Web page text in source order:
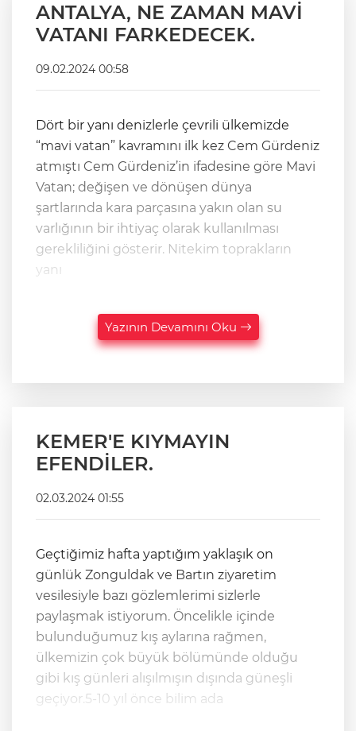
ANTALYA, NE ZAMAN MAVİ
VATANI FARKEDECEK.
09.02.2024 00:58
Dört bir yanı denizlerle çevrili ülkemizde
“mavi vatan” kavramını ilk kez Cem Gürdeniz
atmıştı Cem Gürdeniz’in ifadesine göre Mavi
Vatan; değişen ve dönüşen dünya
şartlarında kara parçasına yakın olan su
varlığının bir ihtiyaç olarak kullanılması
gerekliliğini gösterir. Nitekim toprakların
yanı
Yazının Devamını Oku
KEMER'E KIYMAYIN
EFENDİLER.
02.03.2024 01:55
Geçtiğimiz hafta yaptığım yaklaşık on
günlük Zonguldak ve Bartın ziyaretim
vesilesiyle bazı gözlemlerimi sizlerle
paylaşmak istiyorum. Öncelikle içinde
bulunduğumuz kış aylarına rağmen,
ülkemizin çok büyük bölümünde olduğu
gibi kış günleri alışılmışın dışında güneşli
geçiyor.5-10 yıl önce bilim ada